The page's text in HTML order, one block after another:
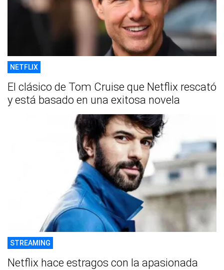
NETFLIX
El clásico de Tom Cruise que Netflix rescató
y está basado en una exitosa novela
STREAMING
Netflix hace estragos con la apasionada